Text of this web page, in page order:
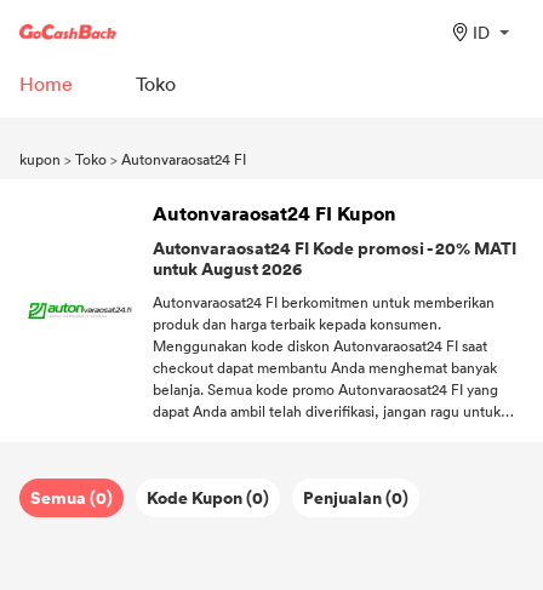
ID
Home Toko
kupon >Toko>Autonvaraosat24 FI
Autonvaraosat24 FI Kupon
Autonvaraosat24 FI Kode promosi - 20% MATI
untuk August 2026
Autonvaraosat24 FI berkomitmen untuk memberikan
produk dan harga terbaik kepada konsumen.
Menggunakan kode diskon Autonvaraosat24 FI saat
checkout dapat membantu Anda menghemat banyak
belanja. Semua kode promo Autonvaraosat24 FI yang
dapat Anda ambil telah diverifikasi, jangan ragu untuk
hanya mendistribusikanKupon, tetapi juga menawarkan
Semua (0) Kode Kupon (0) Penjualan (0)